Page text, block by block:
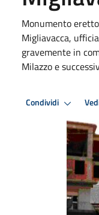
Monumento
Migliavacca,
gravemente in
Milazzo e
Condividi